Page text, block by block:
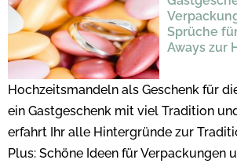
Sprüche
Aways zur
Hochzeitsmandeln als Geschenk für
ein Gastgeschenk mit viel Tradition
erfahrt Ihr alle Hintergründe zur
Plus: Schöne Ideen für Verpackungen